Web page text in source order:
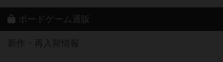
ボードゲーム通販
新作・再入荷情報